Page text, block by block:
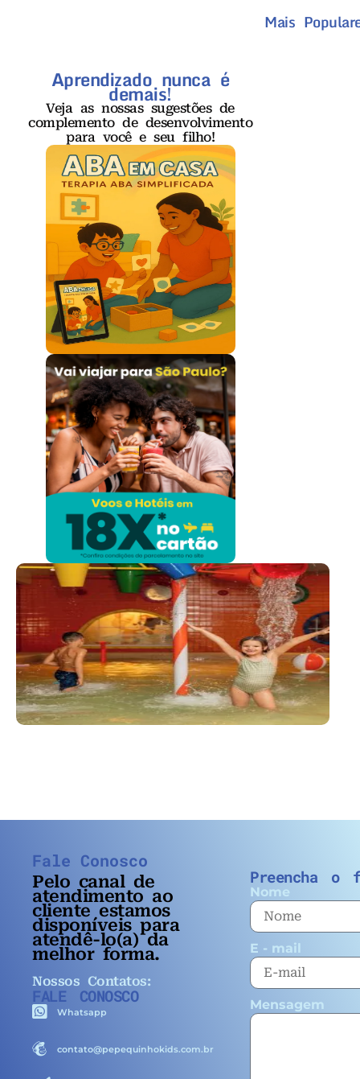
Aprendizado nunca é
demais!
Veja as nossas sugestões de
complemento de desenvolvimento
para você e seu filho!
Mais
Fale Conosco
Pelo canal de
atendimento ao
cliente estamos
disponíveis para
atendê-lo(a) da
melhor forma.
Nossos Contatos:
FALE CONOSCO
Whatsapp
contato@pepequinhokids.com.br
Preencha o
Nome
E - mail
Mensagem